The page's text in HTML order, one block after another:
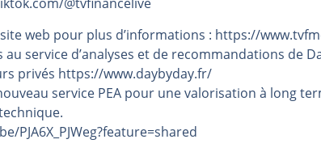
web pour plus d’informations : https://
au service d’analyses et de recommandations de
privés https://www.daybyday.fr/
service PEA pour une valorisation à long
PJA6X_PJWeg?feature=shared